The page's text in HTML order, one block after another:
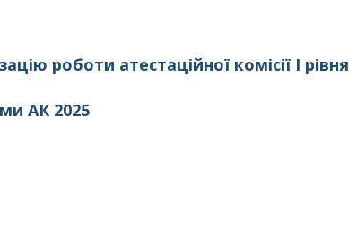
роботи атестаційної комісії І рівня
АК 2025